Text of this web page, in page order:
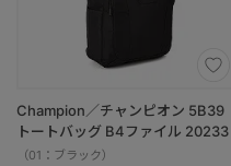
Champion／チャンピオン 5B39
トートバッグ B4ファイル 20233
（01：ブラック）